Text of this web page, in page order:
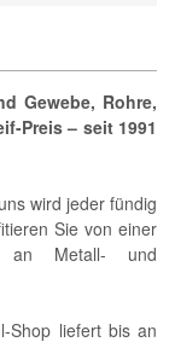
Gewebe, Rohre,
Preis – seit 1991
wird jeder fündig
Sie von einer
an Metall- und
Shop liefert bis an